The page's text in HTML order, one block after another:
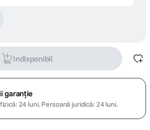
Indisponibil
garanție
24 luni.Persoană juridică: 24 luni.